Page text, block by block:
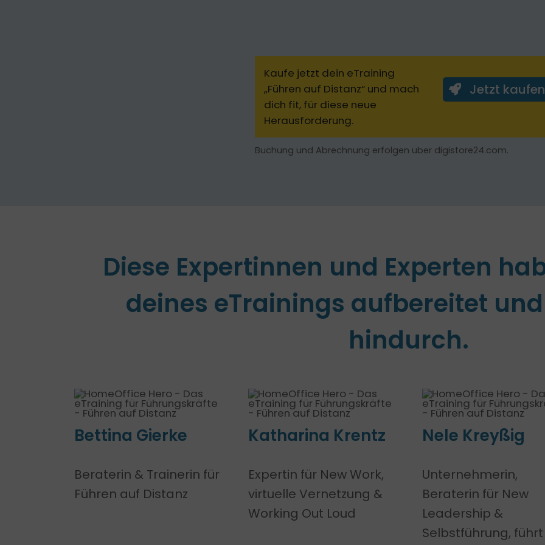
Jetzt
Kaufe jetzt dein eTraining
„Führen auf Distanz“ und mach
dich fit, für diese neue
Herausforderung.
Buchung und Abrechnung erfolgen über digistore24.com.
Diese Expertinnen und Experten
deines eTrainings aufbereitet
hindurch.
Bettina Gierke
Beraterin & Trainerin für
Führen auf Distanz
Katharina Krentz
Expertin für New Work,
virtuelle Vernetzung &
Working Out Loud
Nele Kreyßig
Unternehmerin,
Beraterin für New
Leadership &
Selbstführung,